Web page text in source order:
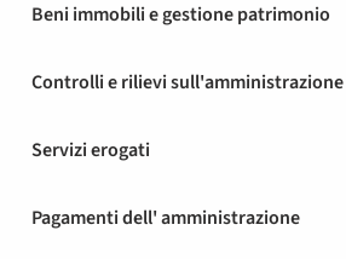
Beni immobili e gestione patrimonio
Controlli e rilievi sull'amministrazione
Servizi erogati
Pagamenti dell' amministrazione